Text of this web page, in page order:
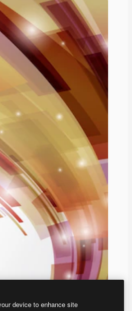
device to enhance site